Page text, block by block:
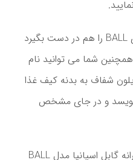
فرزند شما می تواند کیف غذای BALL را هم در دست بگیرد
شما می توانید نام
شفاف به بدنه کیف غذا
و در جای مشخص
شما می توانید کیف غذای پسرانه گابل اسپانیا مدل BALL